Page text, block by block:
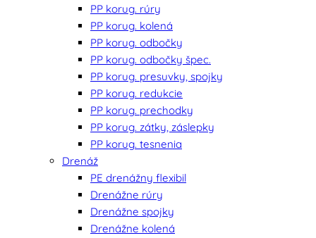
PP korug. rúry
PP korug. kolená
PP korug. odbočky
PP korug. odbočky špec.
PP korug. presuvky, spojky
PP korug. redukcie
PP korug. prechodky
PP korug. zátky, záslepky
PP korug. tesnenia
Drenáž
PE drenážny flexibil
Drenážne rúry
Drenážne spojky
Drenážne kolená